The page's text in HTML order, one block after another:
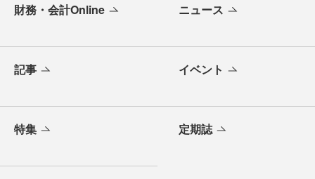
財務・会計Online ニュース
記事 イベント
特集 定期誌